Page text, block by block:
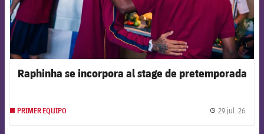
Raphinha se incorpora al stage de pretemporada
PRIMER EQUIPO 29 jul. 26